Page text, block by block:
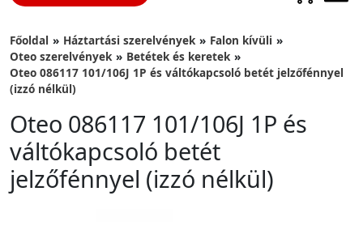
Főoldal Háztartási szerelvények
Falon kívüli
Oteo szerelvények
Betétek és keretek
Oteo 086117 101/106J 1P és váltókapcsoló betét jelzőfénnyel
(izzó nélkül)
Oteo 086117 101/106J 1P és
váltókapcsoló betét
jelzőfénnyel (izzó nélkül)